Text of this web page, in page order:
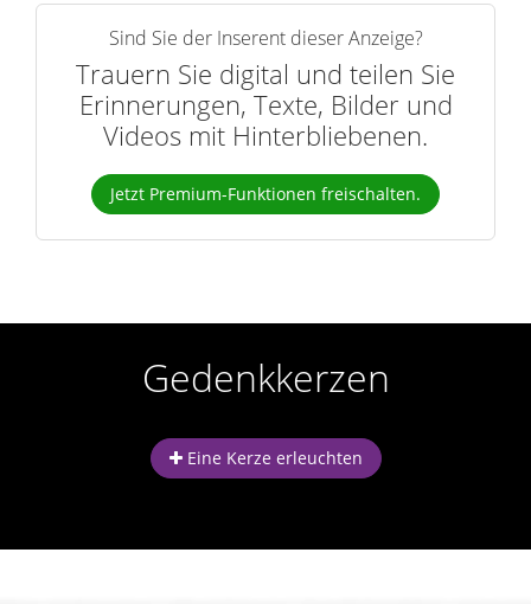
Sind Sie der Inserent dieser Anzeige?
Trauern Sie digital und teilen Sie
Erinnerungen, Texte, Bilder und
Videos mit Hinterbliebenen.
Jetzt Premium-Funktionen freischalten.
Gedenkkerzen
Eine Kerze erleuchten